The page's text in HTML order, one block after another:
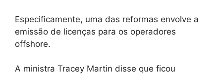
Especificamente, uma das reformas envolve a
emissão de licenças para os operadores
offshore.
A ministra Tracey Martin disse que ficou